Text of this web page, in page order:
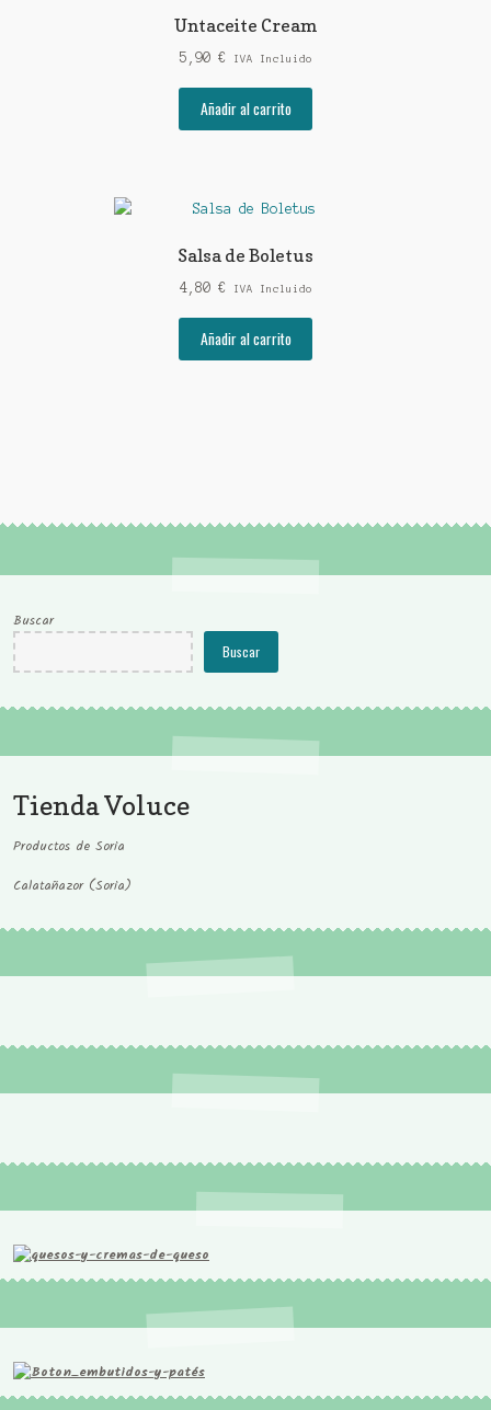
Untaceite Cream
5,90 € IVA Incluido
Añadir al carrito
Salsa de Boletus
4,80 € IVA Incluido
Añadir al carrito
Buscar
Buscar
Tienda Voluce
Productos de Soria
Calatañazor (Soria)